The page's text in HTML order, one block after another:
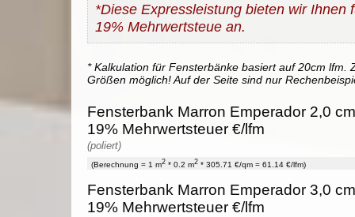
*Diese Expressleistung bieten wir Ihnen
19% Mehrwertsteue an.
* Kalkulation für Fensterbänke basiert auf 20cm lfm.
Größen möglich! Auf der Seite sind nur
Fensterbank Marron Emperador 2,0
19% Mehrwertsteuer €/lfm
(poliert)
(Berechnung = 1 m2 * 0.2 m2 * 305.71 €/qm = 61.14 €/lfm)
Fensterbank Marron Emperador 3,0
19% Mehrwertsteuer €/lfm